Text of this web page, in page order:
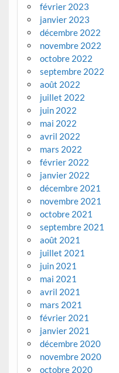
février 2023
janvier 2023
décembre 2022
novembre 2022
octobre 2022
septembre 2022
août 2022
juillet 2022
juin 2022
mai 2022
avril 2022
mars 2022
février 2022
janvier 2022
décembre 2021
novembre 2021
octobre 2021
septembre 2021
août 2021
juillet 2021
juin 2021
mai 2021
avril 2021
mars 2021
février 2021
janvier 2021
décembre 2020
novembre 2020
octobre 2020